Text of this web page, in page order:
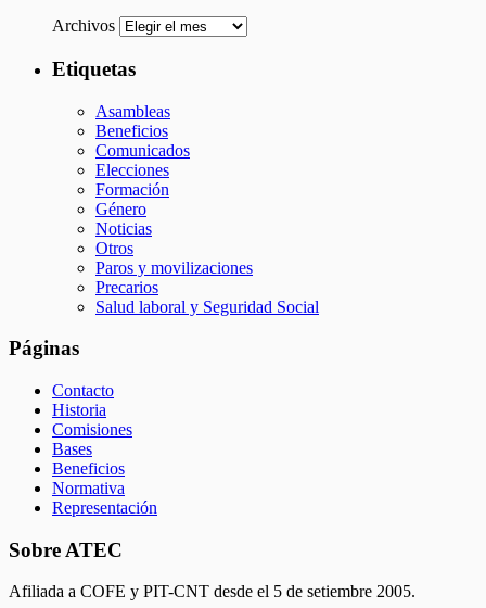
Archivos
Etiquetas
Asambleas
Beneficios
Comunicados
Elecciones
Formación
Género
Noticias
Otros
Paros y movilizaciones
Precarios
Salud laboral y Seguridad Social
Páginas
Contacto
Historia
Comisiones
Bases
Beneficios
Normativa
Representación
Sobre ATEC
Afiliada a COFE y PIT-CNT desde el 5 de setiembre 2005.